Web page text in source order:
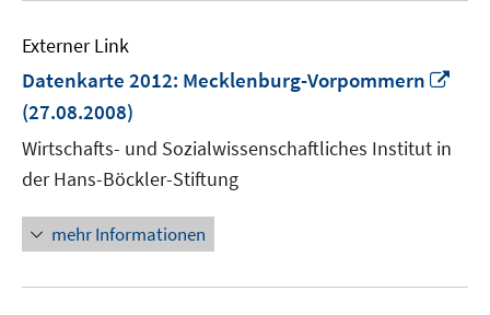
Externer Link
Datenkarte 2012: Mecklenburg-Vorpommern
(27.08.2008)
Wirtschafts- und Sozialwissenschaftliches Institut in
der Hans-Böckler-Stiftung
mehr Informationen